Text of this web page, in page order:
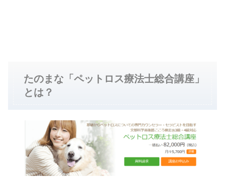
たのまな「ペットロス療法士総合講座」
とは？